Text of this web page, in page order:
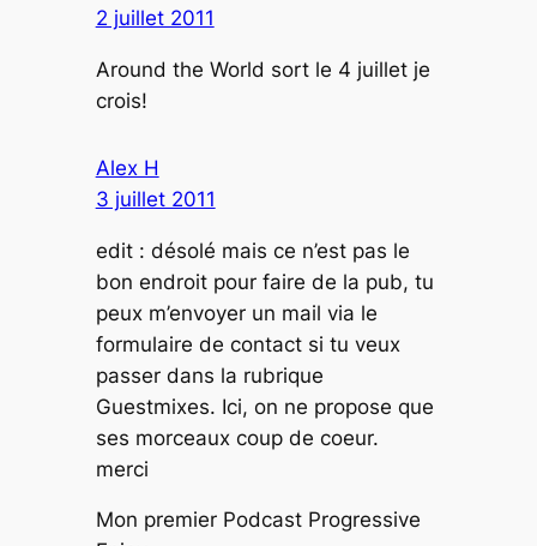
2 juillet 2011
Around the World sort le 4 juillet je
crois!
Alex H
3 juillet 2011
edit : désolé mais ce n’est pas le
bon endroit pour faire de la pub, tu
peux m’envoyer un mail via le
formulaire de contact si tu veux
passer dans la rubrique
Guestmixes. Ici, on ne propose que
ses morceaux coup de coeur.
merci
Mon premier Podcast Progressive